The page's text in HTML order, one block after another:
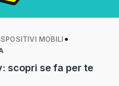
MOBILI
scopri se fa per te